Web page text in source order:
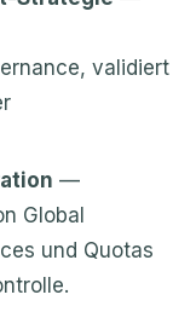
validiert
—
Global
und Quotas